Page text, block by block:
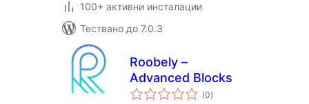
100+ активни инсталации
Тествано до 7.0.3
Roobely –
Advanced Blocks
(0общо
оценки
)